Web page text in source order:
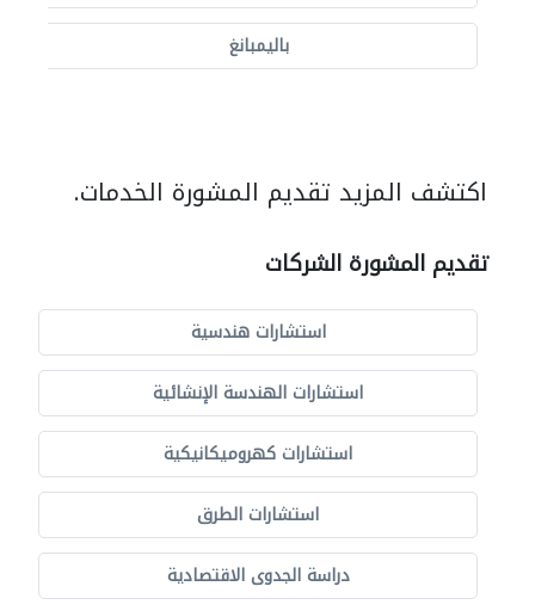
باليمبانغ
اكتشف المزيد تقديم المشورة الخدمات.
تقديم المشورة الشركات
استشارات هندسية
استشارات الهندسة الإنشائية
استشارات كهروميكانيكية
استشارات الطرق
دراسة الجدوى الاقتصادية